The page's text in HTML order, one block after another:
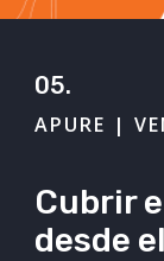
05.
APURE |
Cubrir
desde